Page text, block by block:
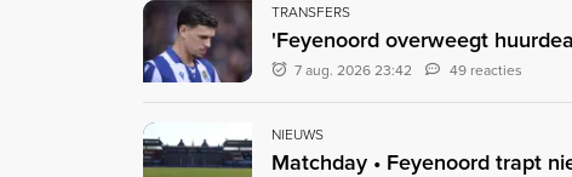
TRANSFERS
'Feyenoord overweegt
7 aug. 2026 23:42 49 reacties
NIEUWS
Matchday • Feyenoord trapt